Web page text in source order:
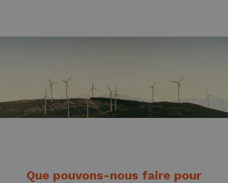
Que pouvons-nous faire pour